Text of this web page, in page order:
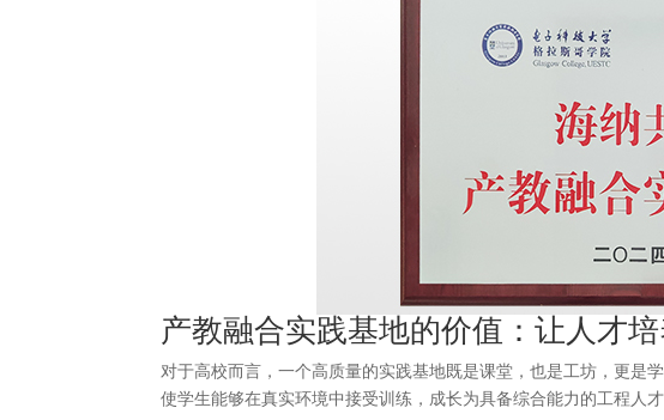
产教融合实践基地的价值：让人才
对于高校而言，一个高质量的实践基地既是课堂，也是工坊，更是
使学生能够在真实环境中接受训练，成长为具备综合能力的工程人才